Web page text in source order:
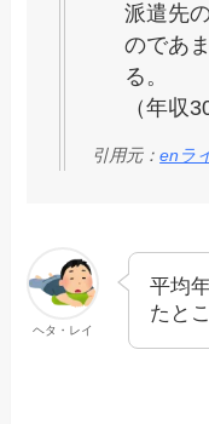
派遣先
のであ
る。
（年収
引用元：enラ
ヘタ・レイ
平均
たと